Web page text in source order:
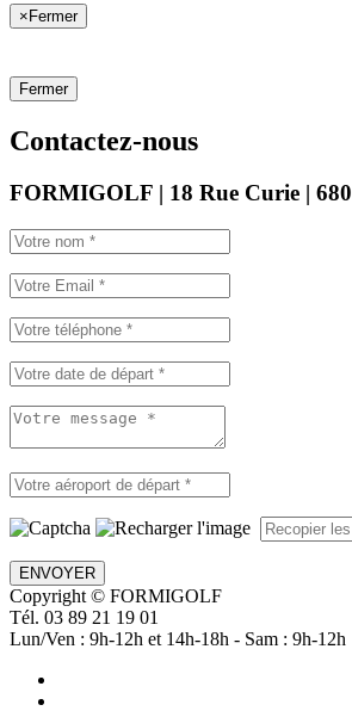
× Fermer
Fermer
Contactez-nous
FORMIGOLF | 18 Rue Curie |
ENVOYER
Copyright © FORMIGOLF
Tél. 03 89 21 19 01
Lun/Ven : 9h-12h et 14h-18h - Sam : 9h-12h